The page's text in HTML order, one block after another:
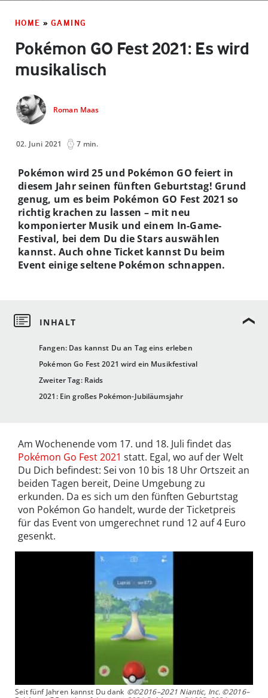
HOME » GAMING
Pokémon GO Fest 2021: Es wird
musikalisch
Roman Maas
02. Juni 2021 7 min.
Fangen: Das kannst Du an Tag eins erleben
Pokémon Go Fest 2021 wird ein Musikfestival
Zweiter Tag: Raids
2021: Ein großes Pokémon-Jubiläumsjahr
Pokémon wird 25 und Pokémon GO feiert in
diesem Jahr seinen fünften Geburtstag! Grund
genug, um es beim Pokémon GO Fest 2021 so
richtig krachen zu lassen – mit neu
komponierter Musik und einem In-Game-
Festival, bei dem Du die Stars auswählen
kannst. Auch ohne Ticket kannst Du beim
Event einige seltene Pokémon schnappen.
Am Wochenende vom 17. und 18. Juli findet das
Pokémon Go Fest 2021 statt. Egal, wo auf der Welt
Du Dich befindest: Sei von 10 bis 18 Uhr Ortszeit an
beiden Tagen bereit, Deine Umgebung zu
erkunden. Da es sich um den fünften Geburtstag
von Pokémon Go handelt, wurde der Ticketpreis
für das Event von umgerechnet rund 12 auf 4 Euro
gesenkt.
Seit fünf Jahren kannst Du dank ©©2016–2021 Niantic, Inc. ©2016–